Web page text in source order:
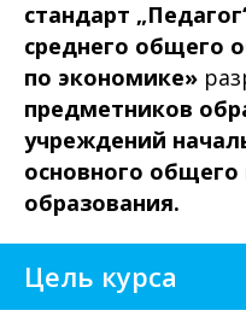
стандарт
среднего общего
по экономике»
предметников
учреждений
основного
образования.
Цель курса